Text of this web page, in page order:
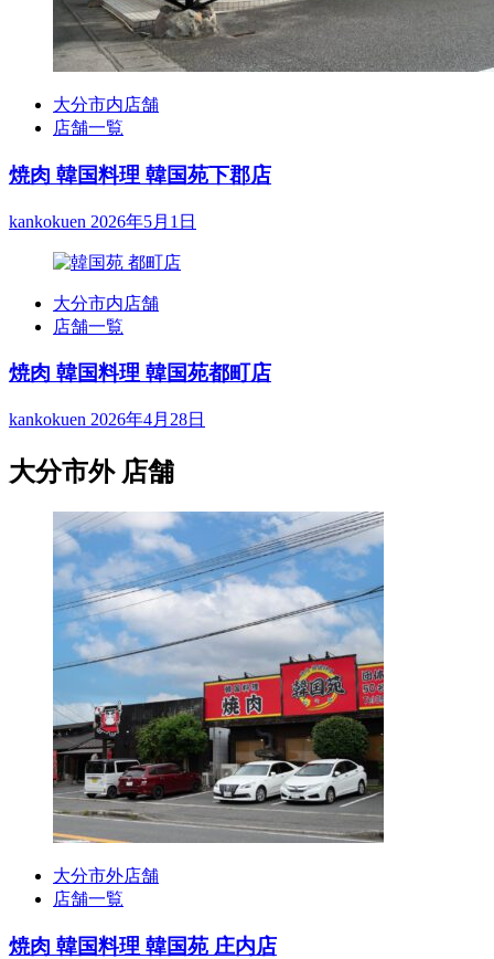
大分市内店舗
店舗一覧
焼肉 韓国料理 韓国苑下郡店
kankokuen 2026年5月1日
大分市内店舗
店舗一覧
焼肉 韓国料理 韓国苑都町店
kankokuen 2026年4月28日
大分市外 店舗
大分市外店舗
店舗一覧
焼肉 韓国料理 韓国苑 庄内店